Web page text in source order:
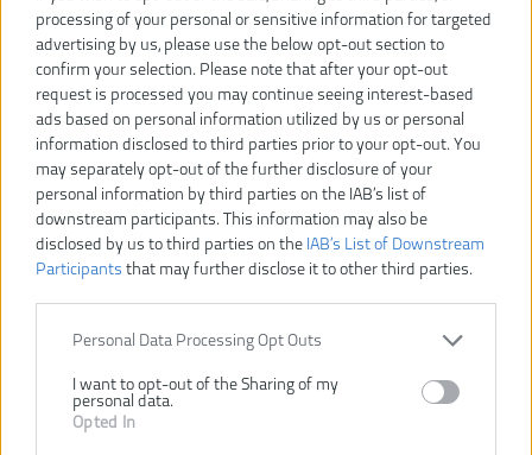
processing of your personal or sensitive information for targeted
advertising by us, please use the below opt-out section to
confirm your selection. Please note that after your opt-out
request is processed you may continue seeing interest-based
ads based on personal information utilized by us or personal
information disclosed to third parties prior to your opt-out. You
may separately opt-out of the further disclosure of your
personal information by third parties on the IAB’s list of
downstream participants. This information may also be
disclosed by us to third parties on the IAB’s List of Downstream
Participants that may further disclose it to other third parties.
Personal Data Processing Opt Outs
I want to opt-out of the Sharing of my
personal data.
Opted In
PRÍKLEPOVÁ VŔTAČKA
-10%
105,30 €
117,00 € .
KÚPIŤ
1010W PRÍKLEPOVÁ
VŔTAČKA
96,00 €
KÚPIŤ